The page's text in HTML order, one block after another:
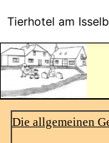
Die allgemeinen
Tierhotel am